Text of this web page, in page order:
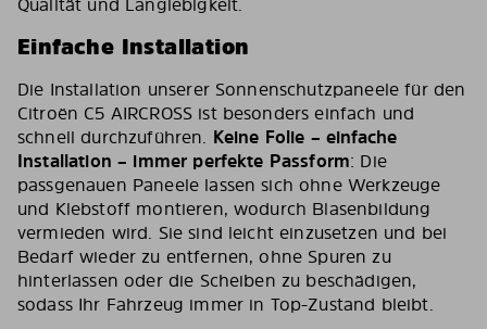
Einfache Installation
Die Installation unserer Sonnenschutzpaneele für den
Citroën C5 AIRCROSS ist besonders einfach und
schnell durchzuführen. Keine Folie – einfache
Installation – immer perfekte Passform: Die
passgenauen Paneele lassen sich ohne Werkzeuge
und Klebstoff montieren, wodurch Blasenbildung
vermieden wird. Sie sind leicht einzusetzen und bei
Bedarf wieder zu entfernen, ohne Spuren zu
hinterlassen oder die Scheiben zu beschädigen,
sodass Ihr Fahrzeug immer in Top-Zustand bleibt.